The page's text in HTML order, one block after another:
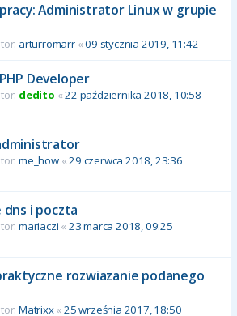
Administrator Linux w grupie
arturromarr«09 stycznia 2019, 11:42
Developer
dedito «22 października 2018, 10:58
me_how«29 czerwca 2018, 23:36
i poczta
mariaczi « 23 marca 2018, 09:25
rozwiazanie podanego
Matrixx«25 września 2017, 18:50